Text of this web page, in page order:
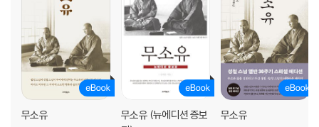
시장과 길거리에서 이루어지는 교제
3. 덕에 있지 지형의 험준함에 있지 않다
사방에서 초나라 노래가 울린다
세상에 그에 비길 만한 것이 없다
집안이 빈곤하면 좋은 아내가 그리워지고 나라가 혼란하면 현명한 재상이
무소유
무소유 (뉴에디션 증보
무소유